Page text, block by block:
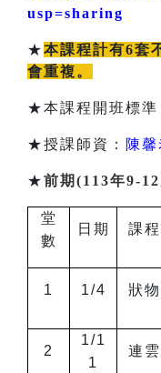
usp=sharing
★本課程計有6套
會重複。
★本課程開班標準
★授課師資： 陳馨
★前期(113年9-
堂
數
日期 課
1 1/4 狀
2
1/1
1
連